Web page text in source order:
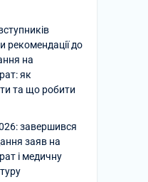
рекомендації до
на
як
та що робити
завершився
заяв на
і медичну